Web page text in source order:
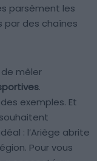
parsèment les
par des chaînes
de mêler
.
exemples. Et
: l’Ariège abrite
Pour vous